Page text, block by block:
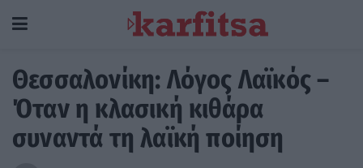
Θεσσαλονίκη: Λόγος Λαϊκός –
Όταν η κλασική κιθάρα
συναντά τη λαϊκή ποίηση